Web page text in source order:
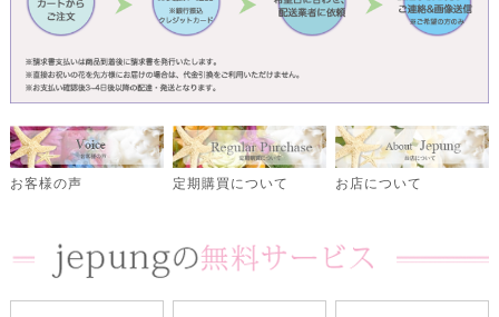
お客様の声 定期購買について お店について